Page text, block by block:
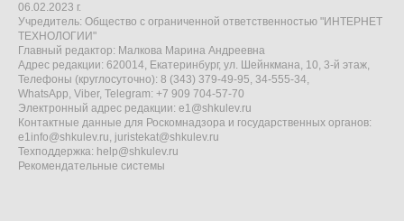
06.02.2023 г.
Учредитель: Общество с ограниченной ответственностью "ИНТЕРНЕТ
ТЕХНОЛОГИИ"
Главный редактор: Малкова Марина Андреевна
Адрес редакции: 620014, Екатеринбург, ул. Шейнкмана, 10, 3-й этаж,
Телефоны (круглосуточно): 8 (343) 379-49-95, 34-555-34,
WhatsApp, Viber, Telegram: +7 909 704-57-70
Электронный адрес редакции: e1@shkulev.ru
Контактные данные для Роскомнадзора и государственных органов:
e1info@shkulev.ru, juristekat@shkulev.ru
Техподдержка: help@shkulev.ru
Рекомендательные системы